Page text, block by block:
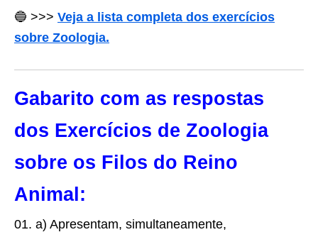
🔵 >>> Veja a lista completa dos exercícios
sobre Zoologia.
Gabarito com as respostas
dos Exercícios de Zoologia
sobre os Filos do Reino
Animal:
01. a) Apresentam, simultaneamente,